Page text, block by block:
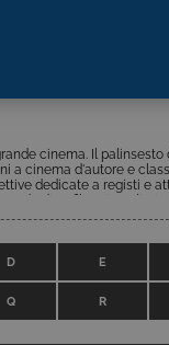
cinema. Il palinsesto
a cinema d'autore e
dedicate a registi e
spaziano dal dramma
D E
Q R